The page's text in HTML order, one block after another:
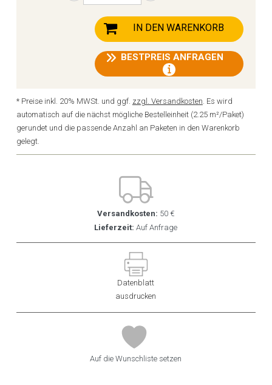
IN DEN WARENKORB
BESTPREIS ANFRAGEN
* Preise inkl. 20% MWSt. und ggf. zzgl. Versandkosten. Es wird
automatisch auf die nächst mögliche Bestelleinheit (2.25 m²/Paket)
gerundet und die passende Anzahl an Paketen in den Warenkorb
gelegt.
Versandkosten: 50 €
Lieferzeit: Auf Anfrage
Datenblatt
ausdrucken
Auf die Wunschliste setzen